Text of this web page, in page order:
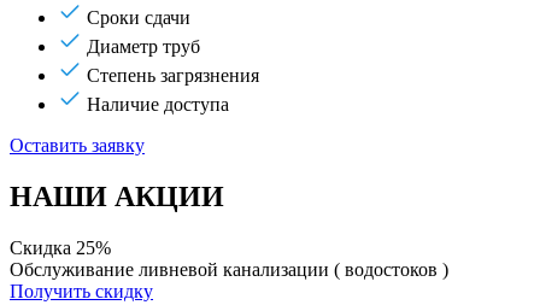
Сроки сдачи
Диаметр труб
Степень загрязнения
Наличие доступа
Оставить заявку
НАШИ АКЦИИ
Скидка 25%
Обслуживание ливневой канализации ( водостоков )
Получить скидку